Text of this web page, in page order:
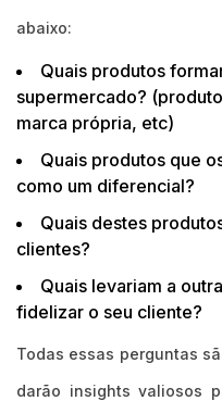
abaixo:
Quais produtos
supermercado?
marca própria, etc)
Quais produtos que
como um diferencial?
Quais destes
clientes?
Quais levariam a
fidelizar o seu cliente?
Todas essas perguntas
darão insights valiosos